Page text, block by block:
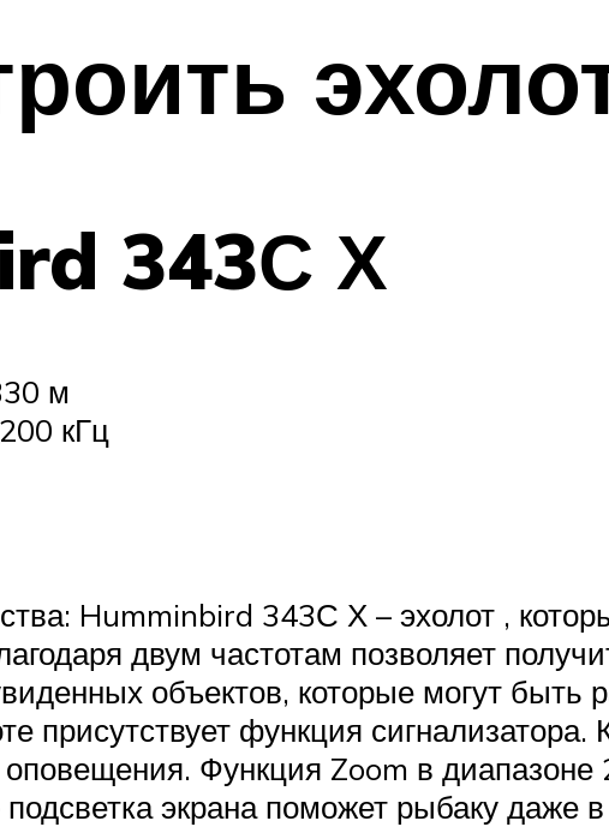
343С Х
м
кГц
Humminbird 343С Х – эхолот ,
двум частотам позволяет
объектов, которые могут быть
присутствует функция
Функция Zoom в
экрана поможет рыбаку даже